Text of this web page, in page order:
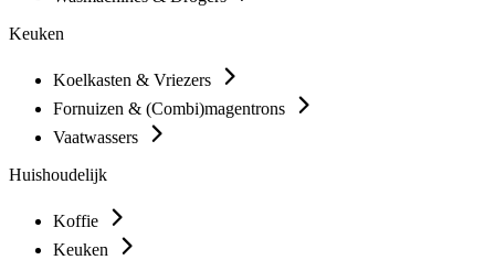
Keuken
Koelkasten & Vriezers
Fornuizen & (Combi)magentrons
Vaatwassers
Huishoudelijk
Koffie
Keuken